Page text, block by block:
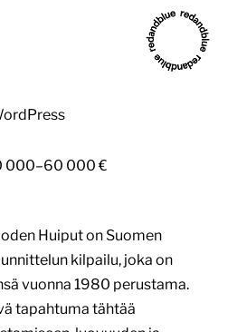
000–60 000 €
Huiput on Suomen
kilpailu, joka on
vuonna 1980 perustama.
tapahtuma tähtää